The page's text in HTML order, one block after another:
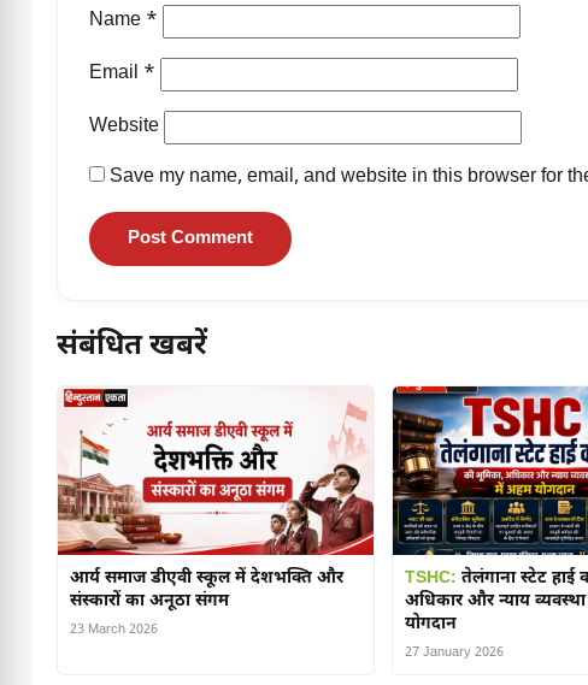
Name *
Email *
Website
Save my name, email, and website in this browser for
संबंधित खबरें
आर्य समाज डीएवी स्कूल में देशभक्ति और
संस्कारों का अनूठा संगम
23 March 2026
TSHC: तेलंगाना स्टेट हाई
अधिकार और न्याय
योगदान
27 January 2026